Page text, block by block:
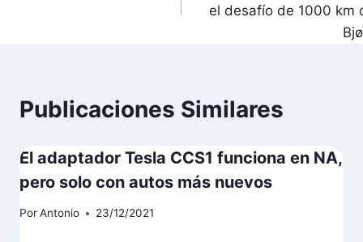
el desafío de 1000 km
Publicaciones Similares
El adaptador Tesla CCS1 funciona en NA,
pero solo con autos más nuevos
PorAntonio 23/12/2021